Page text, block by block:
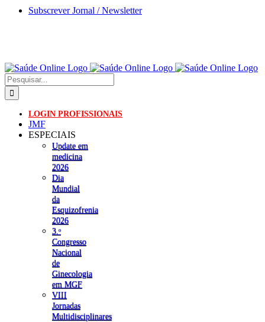
Skip
Subscrever Jornal / Newsletter
Pesquisar
LOGIN PROFISSIONAIS
JMF
ESPECIAIS
Update em
medicina
2026
Dia
Mundial
da
Esquizofrenia
2026
3.ᵒ
Congresso
Nacional
de
Ginecologia
em MGF
VIII
Jornadas
Multidisciplinares